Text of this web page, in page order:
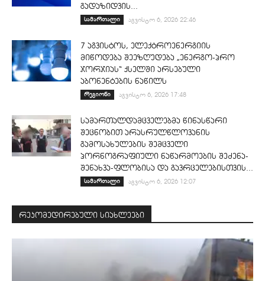
გადაზიდვის...
სამართალი აგვისტო 6, 2026 22:46
7 აგვისტოს, ელექტროენერგიის
მიწოდება შეეზღუდება „ენერგო-პრო
ჯორჯიას“ ქსელში არსებული
აბონენტების ნაწილს
რეგიონი აგვისტო 6, 2026 17:48
სამართალდამცველებმა წინასწარი
შეცნობით არასრულწლოვანის
გამოსახულების შემცველი
პორნოგრაფიული ნაწარმოების შეძენა-
შენახვა-ფლობისა და გავრცელებისთვის...
სამართალი აგვისტო 6, 2026 12:07
რეკომედირებული სიახლეები